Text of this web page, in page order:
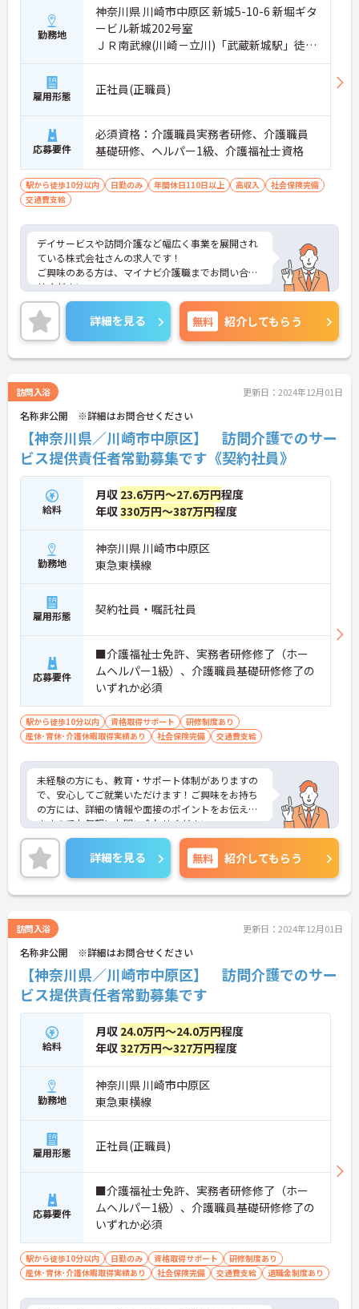
勤務地
神奈川県 川崎市中原区 新城5-10-6 新堀ギタ
ービル新城202号室
ＪＲ南武線(川崎－立川)「武蔵新城駅」徒歩
3分
雇用形態 正社員(正職員)
応募要件
必須資格：介護職員実務者研修、介護職員
基礎研修、ヘルパー1級、介護福祉士資格
駅から徒歩10分以内 日勤のみ 年間休日110日以上 高収入
社会保険完備
交通費支給
デイサービスや訪問介護など幅広く事業を展開され
ている株式会社さんの求人です！
ご興味のある方は、マイナビ介護職までお問い合わ
せください。
詳細を見る 無料 紹介してもらう
訪問入浴 更新日：2024年12月01日
名称非公開 ※詳細はお問合せください
【神奈川県／川崎市中原区】 訪問介護でのサー
ビス提供責任者常勤募集です《契約社員》
給料
月収 23.6万円～27.6万円程度
年収330万円～387万円程度
勤務地
神奈川県 川崎市中原区
東急東横線
雇用形態 契約社員・嘱託社員
応募要件
■介護福祉士免許、実務者研修修了（ホー
ムヘルパー1級）、介護職員基礎研修修了の
いずれか必須
駅から徒歩10分以内 資格取得サポート
研修制度あり
産休･育休･介護休暇取得実績あり
社会保険完備 交通費支給
未経験の方にも、教育・サポート体制がありますの
で、安心してご就業いただけます！ご興味をお持ち
の方には、詳細の情報や面接のポイントをお伝えし
ますのでお気軽にお問い合わせください。
詳細を見る 無料 紹介してもらう
訪問入浴 更新日：2024年12月01日
名称非公開 ※詳細はお問合せください
【神奈川県／川崎市中原区】 訪問介護でのサー
ビス提供責任者常勤募集です
給料
月収 24.0万円～24.0万円程度
年収327万円～327万円程度
勤務地
神奈川県 川崎市中原区
東急東横線
雇用形態 正社員(正職員)
応募要件
■介護福祉士免許、実務者研修修了（ホー
ムヘルパー1級）、介護職員基礎研修修了の
いずれか必須
駅から徒歩10分以内 日勤のみ 資格取得サポート
研修制度あり
産休･育休･介護休暇取得実績あり
社会保険完備 交通費支給 退職金制度あり